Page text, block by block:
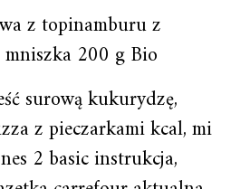
z topinamburu z
200 g Bio
surową kukurydzę,
z pieczarkami kcal, mi
2 basic instrukcja,